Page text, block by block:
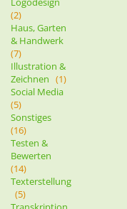
(2)
Haus, Garten
& Handwerk
(7)
Illustration &
Zeichnen (1)
Social Media
(5)
Sonstiges
(16)
Testen &
Bewerten
(14)
Texterstellung
(5)